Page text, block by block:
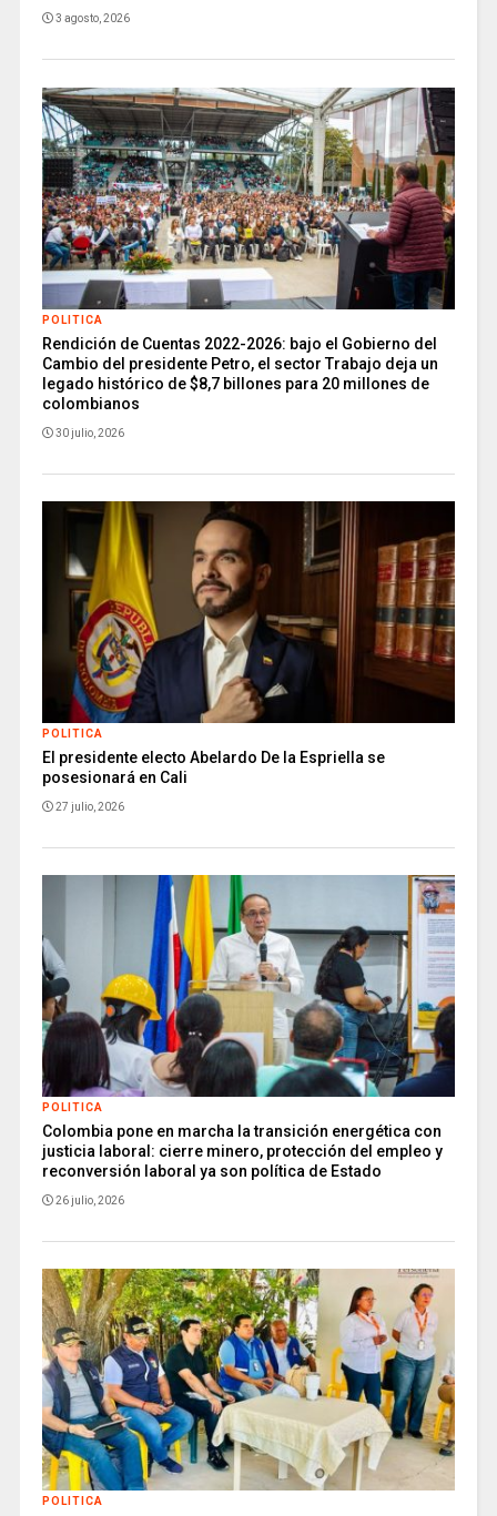
3 agosto, 2026
POLITICA
Rendición de Cuentas 2022-2026: bajo el Gobierno del
Cambio del presidente Petro, el sector Trabajo deja un
legado histórico de $8,7 billones para 20 millones de
colombianos
30 julio, 2026
POLITICA
El presidente electo Abelardo De la Espriella se
posesionará en Cali
27 julio, 2026
POLITICA
Colombia pone en marcha la transición energética con
justicia laboral: cierre minero, protección del empleo y
reconversión laboral ya son política de Estado
26 julio, 2026
POLITICA